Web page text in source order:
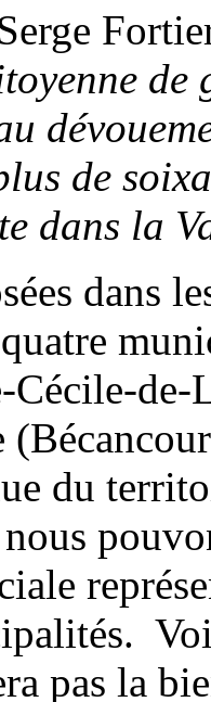
de
de
dans la
dans
de-
du
pas la